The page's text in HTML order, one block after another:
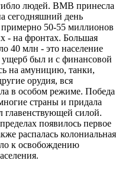
людей. ВМВ принесла
сегодняшний день
50-55 миллионов
- на фронтах. Большая
40 млн - это население
был и с финансовой
на амуницию, танки,
орудия, вся
в особом режиме. Победа
страны и придала
главенствующей силой.
появилось первое
распалась колониальная
к освобождению